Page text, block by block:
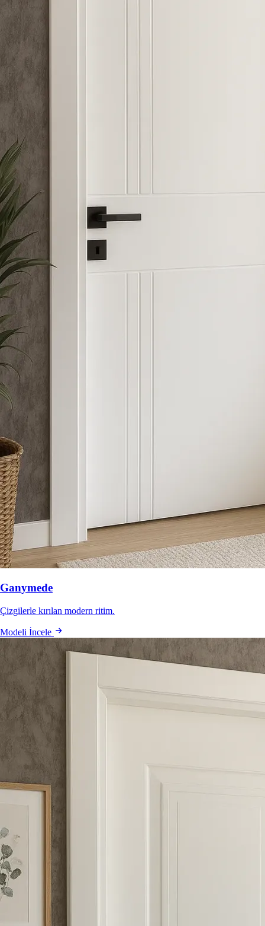
Ganymede
Çizgilerle kırılan modern ritim.
Modeli İncele